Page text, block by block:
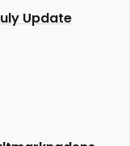
Update